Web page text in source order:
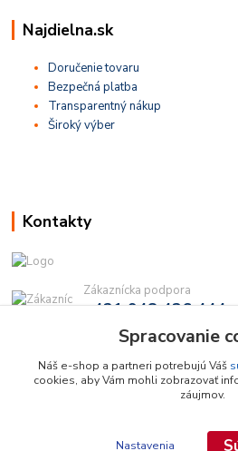
Najdielna.sk
Doručenie tovaru
Bezpečná platba
Transparentný nákup
Široký výber
Kontakty
Zákaznícka podpora
+421 948 436 444
(Po-Pia, 9-16 hod.)
info@najdielna.sk
Spracovanie
Náš e-shop a partneri potrebujú Váš
cookies, aby Vám mohli zobrazovať
záujmov.
Nastavenia